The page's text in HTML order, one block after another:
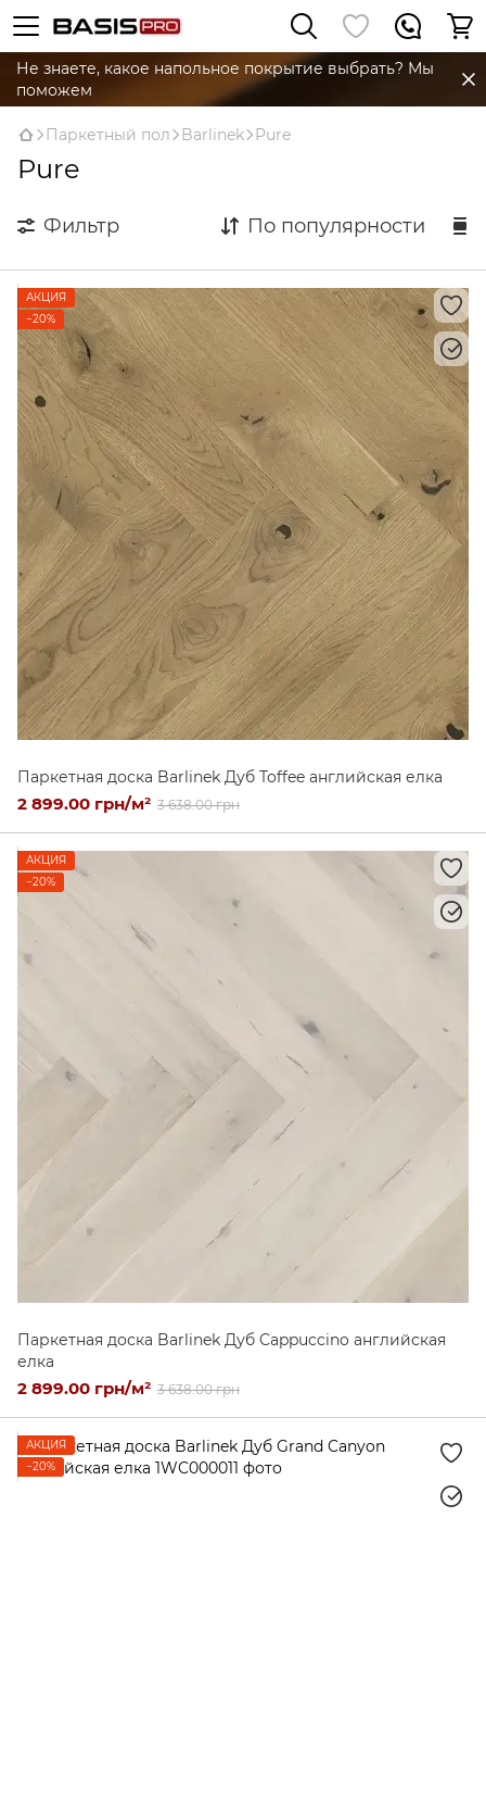
Не знаете, какое напольное покрытие выбрать? Мы
поможем
Паркетный пол Barlinek Pure
Pure
Фильтр По популярности
АКЦИЯ
−20%
Паркетная доска Barlinek Дуб Toffee английская елка
2 899.00 грн/м² 3 638.00 грн
АКЦИЯ
−20%
Паркетная доска Barlinek Дуб Cappuccino английская
елка
2 899.00 грн/м² 3 638.00 грн
АКЦИЯ
−20%